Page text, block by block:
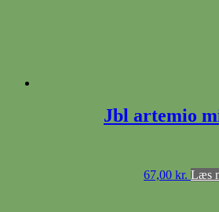
Jbl artemio
67,00 kr. Læs